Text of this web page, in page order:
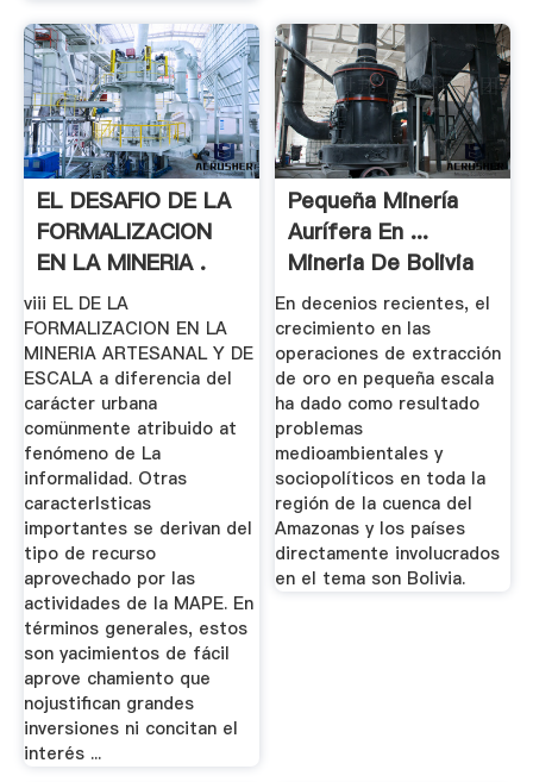
EL DESAFIO DE LA
FORMALIZACION
EN LA MINERIA .
viii EL DE LA
FORMALIZACION EN LA
MINERIA ARTESANAL Y DE
ESCALA a diferencia del
carácter urbana
comünmente atribuido at
fenómeno de La
informalidad. Otras
caracterIsticas
importantes se derivan del
tipo de recurso
aprovechado por las
actividades de Ia MAPE. En
términos generales, estos
son yacimientos de fácil
aprove chamiento que
nojustifican grandes
inversiones ni concitan el
interés ...
Pequeña Minería
Aurífera En ...
Mineria De Bolivia
En decenios recientes, el
crecimiento en las
operaciones de extracción
de oro en pequeña escala
ha dado como resultado
problemas
medioambientales y
sociopolíticos en toda la
región de la cuenca del
Amazonas y los países
directamente involucrados
en el tema son Bolivia.